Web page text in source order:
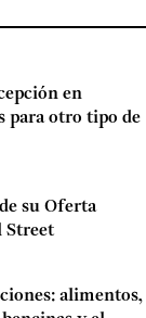
en
para otro tipo de
su Oferta
Street
alimentos,